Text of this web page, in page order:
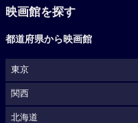
映画館を探す
都道府県から映画館
東京
関西
北海道